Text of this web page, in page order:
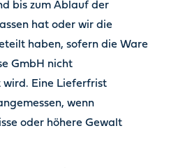
bis zum Ablauf der
hat oder wir die
haben, sofern die Ware
GmbH nicht
Eine Lieferfrist
wenn
oder höhere Gewalt